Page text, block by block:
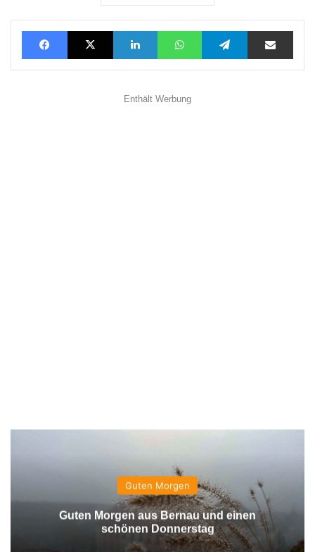
FacebookX LinkedInWhatsAppTelegramTeilen via E-Mail
Enthält Werbung
Guten Morgen
Guten Morgen aus Bernau und einen
schönen Donnerstag